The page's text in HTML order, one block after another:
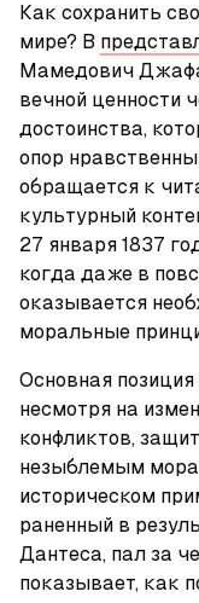
Как сохранить
мире? В
Мамедович
вечной ценности
достоинства,
опор
обращается к
культурный
27 января 1837
когда даже в
оказывается
моральные
Основная
несмотря на
конфликтов,
незыблемым
историческом
раненный в
Дантеса, пал за
показывает, как